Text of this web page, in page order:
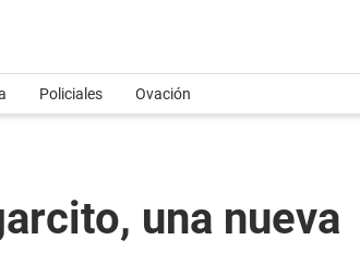
Policiales Ovación
una nueva